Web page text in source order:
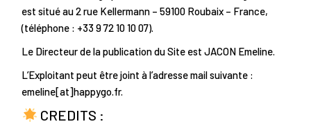
est situé au 2 rue Kellermann – 59100 Roubaix – France,
(téléphone : +33 9 72 10 10 07).
Le Directeur de la publication du Site est JACON Emeline.
L’Exploitant peut être joint à l’adresse mail suivante :
emeline[at]happygo.fr.
CREDITS :